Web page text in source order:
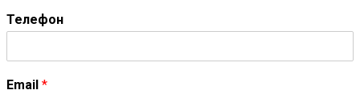
Телефон
Email *